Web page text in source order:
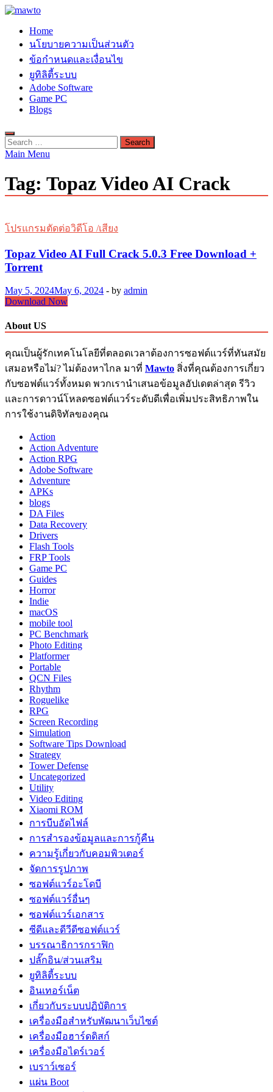
Skip
content
MAWTO
ดาวน์โหลดโปรแกรมฟรี ตัวเต็มถาวร ใหม่ 2023 ไม่ครอบลิงค์
Home
นโยบายความเป็นส่วนตัว
ข้อกำหนดและเงื่อนไข
ยูทิลิตี้ระบบ
Adobe Software
Game PC
Blogs
Search
for:
Main Menu
Tag: Topaz Video AI Crack
โปรแกรมตัดต่อวิดีโอ /เสียง
Topaz Video AI Full Crack 5.0.3 Free Download +
Torrent
May 5, 2024May 6, 2024 - by admin
Topaz
AI
Full
Crack
5.0.3
Free
Download
+
Torrent
Download Now
About US
คุณเป็นผู้รักเทคโนโลยีที่ตลอดเวลาต้องการซอฟต์แวร์ที่ทันสมัย
เสมอหรือไม่? ไม่ต้องหาไกล มาที่ Mawto สิ่งที่คุณต้องการเกี่ยว
กับซอฟต์แวร์ทั้งหมด พวกเรานำเสนอข้อมูลอัปเดตล่าสุด รีวิว
และการดาวน์โหลดซอฟต์แวร์ระดับดีเพื่อเพิ่มประสิทธิภาพใน
การใช้งานดิจิทัลของคุณ
Action
Action Adventure
Action RPG
Adobe Software
Adventure
APKs
blogs
DA Files
Data Recovery
Drivers
Flash Tools
FRP Tools
Game PC
Guides
Horror
Indie
macOS
mobile tool
PC Benchmark
Photo Editing
Platformer
Portable
QCN Files
Rhythm
Roguelike
RPG
Screen Recording
Simulation
Software Tips Download
Strategy
Tower Defense
Uncategorized
Utility
Video Editing
Xiaomi ROM
การบีบอัดไฟล์
การสำรองข้อมูลและการกู้คืน
ความรู้เกี่ยวกับคอมพิวเตอร์
จัดการรูปภาพ
ซอฟต์แวร์อะโดบี
ซอฟต์แวร์อื่นๆ
ซอฟต์แวร์เอกสาร
ซีดีและดีวีดีซอฟต์แวร์
บรรณาธิการกราฟิก
ปลั๊กอิน/ส่วนเสริม
ยูทิลิตี้ระบบ
อินเทอร์เน็ต
เกี่ยวกับระบบปฏิบัติการ
เครื่องมือสำหรับพัฒนาเว็บไซต์
เครื่องมือฮาร์ดดิสก์
เครื่องมือไดร์เวอร์
เบราว์เซอร์
แผ่น Boot